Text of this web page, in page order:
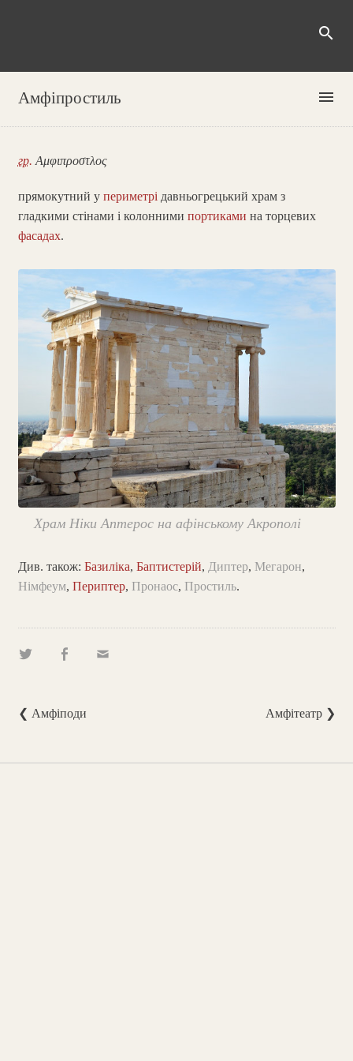
search
Амфіпростиль menu
гр. Αμφιπροστλος
прямокутний у периметрі давньогрецький храм з
гладкими стінами і колонними портиками на торцевих
фасадах.
Храм Ніки Аптерос на афінському Акрополі
Див. також: Базиліка, Баптистерій, Диптер, Мегарон,
Німфеум, Периптер, Пронаос, Простиль.
❮ Амфіподи Амфітеатр ❯